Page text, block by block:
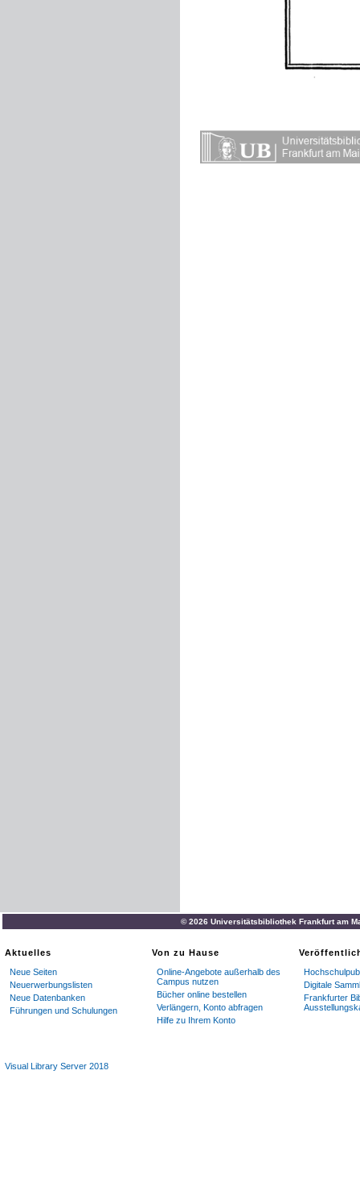
© 2026 Universitätsbibliothek Frankfurt am
Aktuelles
Neue Seiten
Neuerwerbungslisten
Neue Datenbanken
Führungen und Schulungen
Von zu Hause
Online-Angebote außerhalb des
Campus nutzen
Bücher online bestellen
Verlängern, Konto abfragen
Hilfe zu Ihrem Konto
Digitale
Frankfurter
Visual Library Server 2018